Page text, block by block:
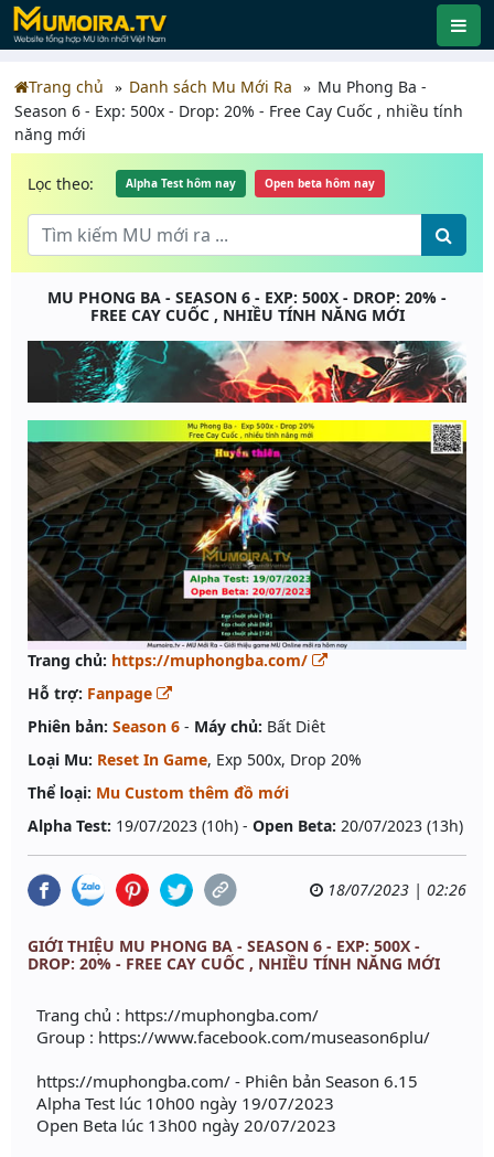
Trang chủ Danh sách Mu Mới Ra
Mu Phong Ba -
Season 6 - Exp: 500x - Drop: 20% - Free Cay Cuốc , nhiều tính
năng mới
Lọc theo: Alpha Test hôm nay Open beta hôm nay
MU PHONG BA - SEASON 6 - EXP: 500X - DROP: 20% -
FREE CAY CUỐC , NHIỀU TÍNH NĂNG MỚI
Trang chủ: https://muphongba.com/
Hỗ trợ: Fanpage
Phiên bản: Season 6 - Máy chủ: Bất Diêt
Loại Mu: Reset In Game, Exp 500x, Drop 20%
Thể loại: Mu Custom thêm đồ mới
Alpha Test: 19/07/2023 (10h) - Open Beta: 20/07/2023 (13h)
18/07/2023 | 02:26
GIỚI THIỆU MU PHONG BA - SEASON 6 - EXP: 500X -
DROP: 20% - FREE CAY CUỐC , NHIỀU TÍNH NĂNG MỚI
Trang chủ : https://muphongba.com/
Group : https://www.facebook.com/museason6plu/
https://muphongba.com/ - Phiên bản Season 6.15
Alpha Test lúc 10h00 ngày 19/07/2023
Open Beta lúc 13h00 ngày 20/07/2023